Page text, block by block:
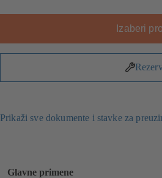
Izaberi
Prikaži sve dokumente i stavke za
Glavne primene